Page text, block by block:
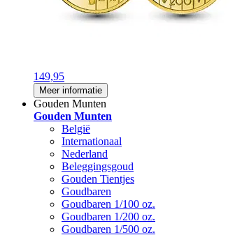
149,95
Meer informatie
Gouden Munten
Gouden Munten
België
Internationaal
Nederland
Beleggingsgoud
Gouden Tientjes
Goudbaren
Goudbaren 1/100 oz.
Goudbaren 1/200 oz.
Goudbaren 1/500 oz.